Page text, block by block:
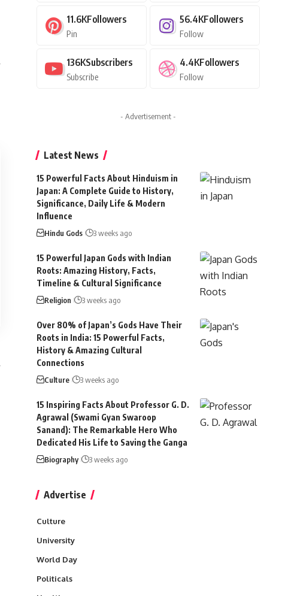
11.6KFollowers
Pin
56.4KFollowers
Follow
136KSubscribers
Subscribe
4.4KFollowers
Follow
- Advertisement -
Latest News
15 Powerful Facts About Hinduism in
Japan: A Complete Guide to History,
Significance, Daily Life & Modern
Influence
Hindu Gods 3 weeks ago
15 Powerful Japan Gods with Indian
Roots: Amazing History, Facts,
Timeline & Cultural Significance
Religion 3 weeks ago
Over 80% of Japan’s Gods Have Their
Roots in India: 15 Powerful Facts,
History & Amazing Cultural
Connections
Culture 3 weeks ago
15 Inspiring Facts About Professor G. D.
Agrawal (Swami Gyan Swaroop
Sanand): The Remarkable Hero Who
Dedicated His Life to Saving the Ganga
Biography 3 weeks ago
Advertise
Culture
University
World Day
Politicals